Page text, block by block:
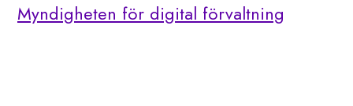
Myndigheten för digital förvaltning